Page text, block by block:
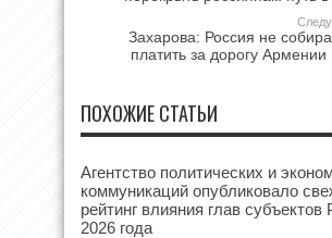
Захарова: Россия не
платить за дорогу
ПОХОЖИЕ СТАТЬИ
Агентство политических и
коммуникаций опубликовало
рейтинг влияния глав
2026 года